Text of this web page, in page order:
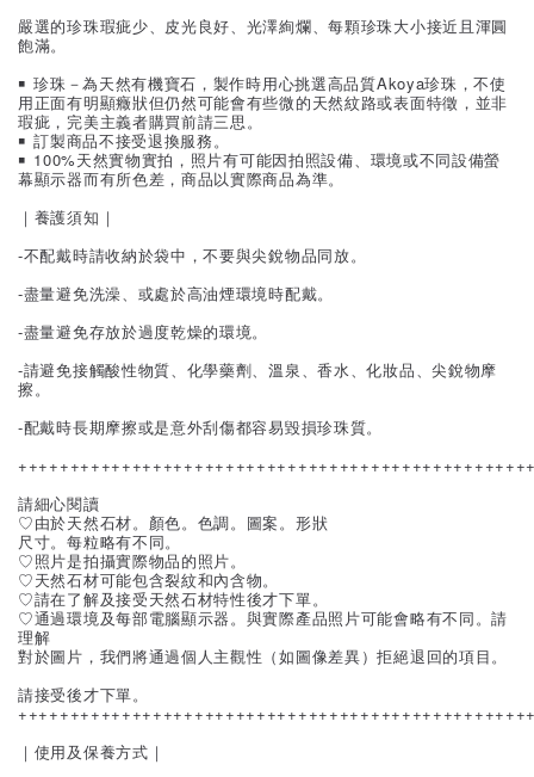
嚴選的珍珠瑕疵少、皮光良好、光澤絢爛、每顆珍珠大小接近且渾圓
飽滿。
￭ 珍珠－為天然有機寶石，製作時用心挑選高品質Akoya珍珠，不使
用正面有明顯癥狀但仍然可能會有些微的天然紋路或表面特徵，並非
瑕疵，完美主義者購買前請三思。
￭ 訂製商品不接受退換服務。
￭ 100%天然實物實拍，照片有可能因拍照設備、環境或不同設備螢
幕顯示器而有所色差，商品以實際商品為準。
｜養護須知｜
-不配戴時請收納於袋中，不要與尖銳物品同放。
-盡量避免洗澡、或處於高油煙環境時配戴。
-盡量避免存放於過度乾燥的環境。
-請避免接觸酸性物質、化學藥劑、溫泉、香水、化妝品、尖銳物摩
擦。
-配戴時長期摩擦或是意外刮傷都容易毀損珍珠質。
請細心閱讀
♡由於天然石材。顏色。色調。圖案。形狀
尺寸。每粒略有不同。
♡照片是拍攝實際物品的照片。
♡天然石材可能包含裂紋和內含物。
♡請在了解及接受天然石材特性後才下單。
♡通過環境及每部電腦顯示器。與實際產品照片可能會略有不同。請
理解
對於圖片，我們將通過個人主觀性（如圖像差異）拒絕退回的項目。
請接受後才下單。
｜使用及保養方式｜